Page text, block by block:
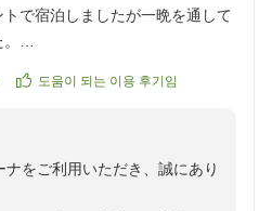
で宿泊しましたが一晩を通して
。
ら
hotel/voice/16373?
도움이 되는 이용 후기임
をご利用いただき、誠にあり